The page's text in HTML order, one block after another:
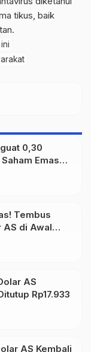
tikus, baik
0,30
Emas
Penggerak
Tembus
AS di Awal
AS
Rp17.933
AS Kembali